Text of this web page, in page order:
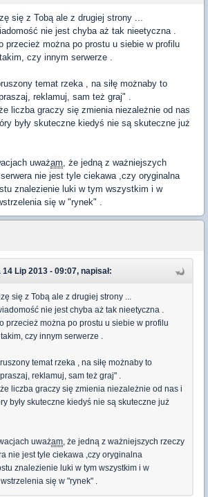
się z Tobą ale z drugiej strony ...
nie jest chyba aż tak nieetyczna .
przecież można po prostu u siebie w profilu
czy innym serwerze .
temat rzeka , na siłę możnaby to
reklamuj, sam też graj" .
liczba graczy się zmienia niezależnie od nas
były skuteczne kiedyś nie są skuteczne już
uważam, że jedną z ważniejszych
nie jest tyle ciekawa ,czy oryginalna
znalezienie luki w tym wszystkim i w
się w "rynek" .
Lip 2013 - 09:07, napisał:
się z Tobą ale z drugiej strony ...
nie jest chyba aż tak nieetyczna .
przecież można po prostu u siebie w profilu
czy innym serwerze .
temat rzeka , na siłę możnaby to
reklamuj, sam też graj" .
liczba graczy się zmienia niezależnie od nas i
były skuteczne kiedyś nie są skuteczne już
uważam, że jedną z ważniejszych rzeczy
nie jest tyle ciekawa ,czy oryginalna
znalezienie luki w tym wszystkim i w
się w "rynek" .